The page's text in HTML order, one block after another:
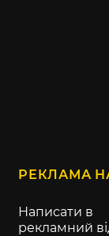
РЕКЛАМА
Написати в
рекламний